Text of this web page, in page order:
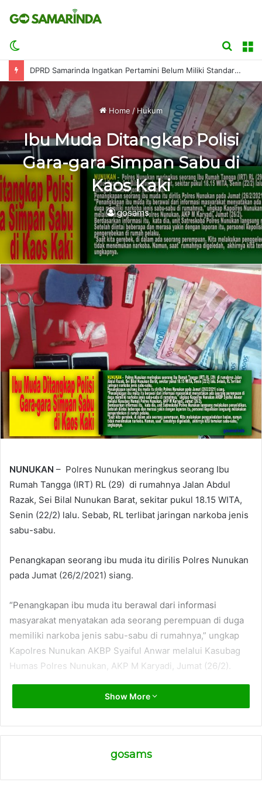
skin
Search
for
DPRD Samarinda Ingatkan Pertamini Belum Miliki Standar Keselamatan Resmi
Home /Hukum
Ibu Muda Ditangkap Polisi
Gara-gara Simpan Sabu di
Kaos Kaki
gosams
NUNUKAN – Polres Nunukan meringkus seorang Ibu
Rumah Tangga (IRT) RL (29) di rumahnya Jalan Abdul
Razak, Sei Bilal Nunukan Barat, sekitar pukul 18.15 WITA,
Senin (22/2) lalu. Sebab, RL terlibat jaringan narkoba jenis
sabu-sabu.
Penangkapan seorang ibu muda itu dirilis Polres Nunukan
pada Jumat (26/2/2021) siang.
“Penangkapan ibu muda itu berawal dari informasi
masyarakat menyatakan ada seorang perempuan di duga
memiliki narkoba jenis sabu-sabu di rumahnya,” ungkap
Kapolres Nunukan AKBP Syaiful Anwar melalui Kasubag
Humas Polres Nunukan, AKP M Karyadi, Jumat (26/2).
Berdasarkan informasi itu, kata dia, unit Satreskoba Polres
Nunukan langsung melakukan penyelidikan. Setelah diintai
beberapa dan merasa yakin dengan laporan itu, personel
Show More
gosams